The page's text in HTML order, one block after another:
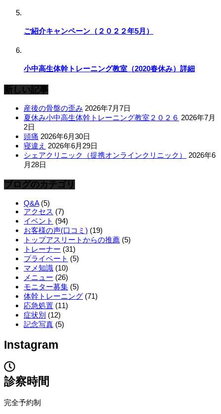
ご紹介キャンペーン（２０２２年5月）
小中高生体幹トレーニング教室（2020春休み）詳細
新しい記事
産後の骨盤の歪み 2026年7月7日
夏休み小中高生体幹トレーニング教室２０２６ 2026年7月
2日
頭痛 2026年6月30日
寝違え 2026年6月29日
シェアクリニック（提携オンラインクリニック）
2026年6
月28日
ブログのカテゴリ
Q&A(5)
アクセス (7)
イベント (94)
お客様の声(口コミ) (19)
トップアスリートからの推薦 (5)
トレーナー (31)
プライベート (5)
マメ知識 (10)
メニュー (26)
モニター募集 (5)
体幹トレーニング (71)
応急処置 (11)
症状別 (12)
記念写真 (5)
Instagram
診察時間
完全予約制